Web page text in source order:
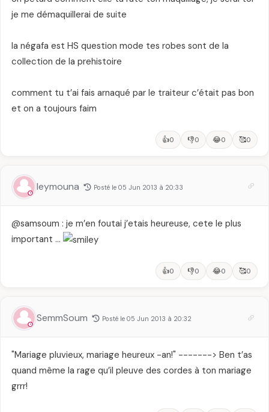
je me démaquillerai de suite
la négafa est HS question mode tes robes sont de la
collection de la prehistoire
comment tu t’ai fais arnaqué par le traiteur c’était pas bon
et on a toujours faim
👍0 👎0 😂0 🥰0
leymouna Posté le 05 Jun 2013 à 20:33
@samsoum : je m’en foutai j’etais heureuse, cete le plus
important …
👍0 👎0 😂0 🥰0
SemmSoum Posté le 05 Jun 2013 à 20:32
"Mariage pluvieux, mariage heureux -an!" -------> Ben t’as
quand même la rage qu’il pleuve des cordes à ton mariage
grrr!